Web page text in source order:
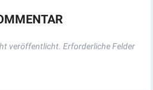
veröffentlicht. Erforderliche Felder